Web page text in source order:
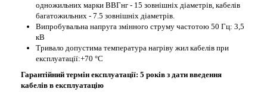
одножильних марки ВВГнг - 15 зовнішніх діаметрів, кабелів
багатожильних - 7.5 зовнішніх діаметрів.
Випробувальна напруга змінного струму частотою 50 Гц: 3,5
кВ
Тривало допустима температура нагріву жил кабелів при
експлуатації:+70 °С
Гарантійний термін експлуатації: 5 років з дати введення
кабелів в експлуатацію